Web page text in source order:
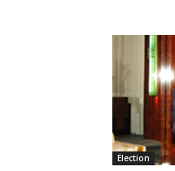
Election